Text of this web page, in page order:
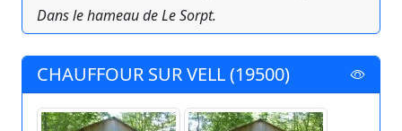
Dans le hameau de Le Sorpt.
CHAUFFOUR SUR VELL (19500)